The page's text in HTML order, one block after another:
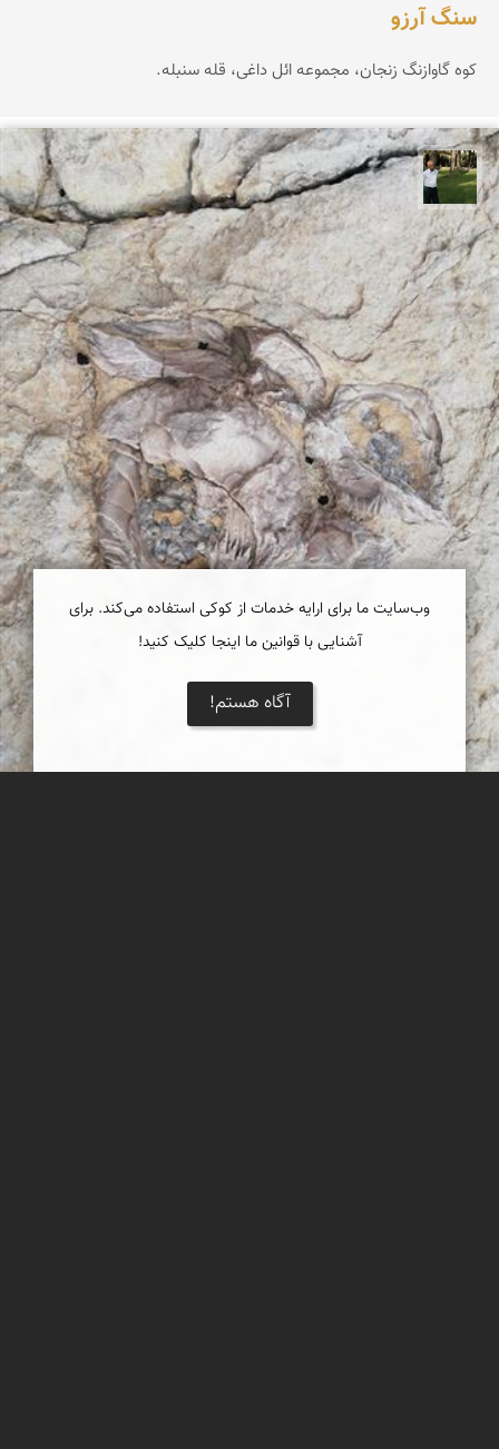
سنگ آرزو
کوه گاوازنگ زنجان، مجموعه ائل داغی، قله سنبله.
عبدل شعبانی
وب‌سایت ما برای ارایه خدمات از کوکی استفاده می‌کند. برای
آشنایی با قوانین ما اینجا کلیک کنید!
آگاه هستم!